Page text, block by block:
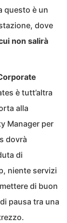
questo è un
dove
non salirà
è tutt’altra
alla
Manager per
dovrà
di
niente servizi
di buon
pausa tra una